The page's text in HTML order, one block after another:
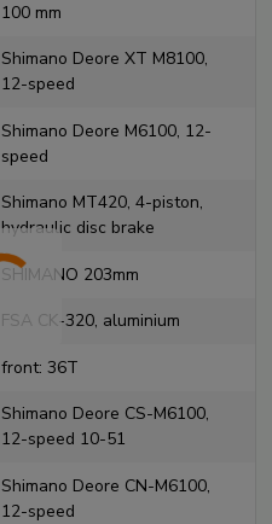
100 mm
Shimano Deore XT M8100,
12-speed
Shimano Deore M6100, 12-
speed
Shimano MT420, 4-piston,
hydraulic disc brake
SHIMANO 203mm
FSA CK-320, aluminium
front: 36T
Shimano Deore CS-M6100,
12-speed 10-51
Shimano Deore CN-M6100,
12-speed